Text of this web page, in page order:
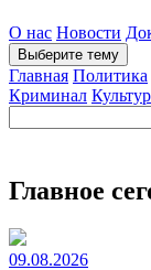
О нас Новости
Выберите тему
Главная Политика
Криминал
Главное
09.08.2026